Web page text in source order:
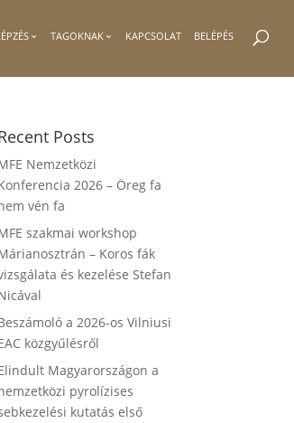
TAGOKNAK KAPCSOLAT BELÉPÉS
Posts
Nemzetközi
2026 – Öreg fa
vén fa
szakmai workshop
– Koros fák
és kezelése Stefan
a 2026-os Vilniusi
közgyűlésről
Magyarországon a
pyrolízises
kutatás első